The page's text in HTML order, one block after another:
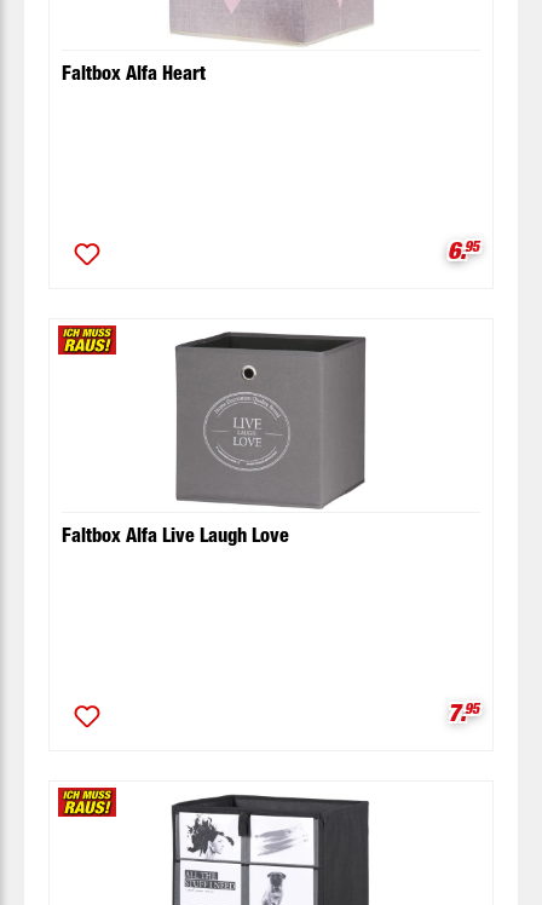
Faltbox Alfa Heart
6.95
Faltbox Alfa Live Laugh Love
7.95